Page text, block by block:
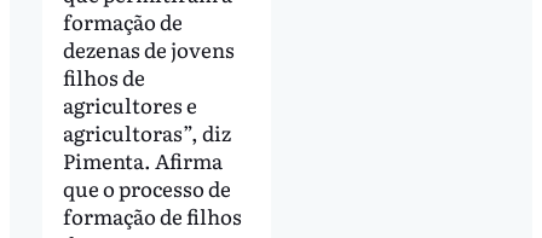
formação de
dezenas de jovens
filhos de
agricultores e
agricultoras”, diz
Pimenta. Afirma
que o processo de
formação de filhos